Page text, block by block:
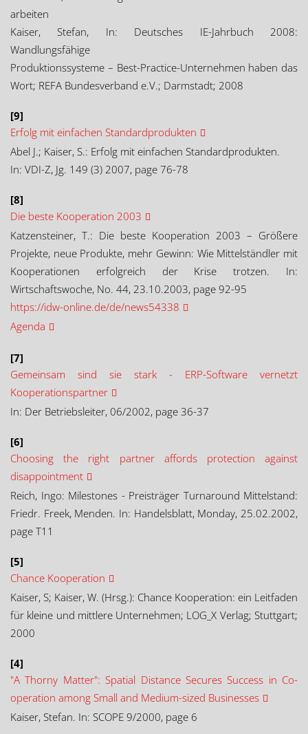
arbeiten
Kaiser, Stefan, In: Deutsches IE-Jahrbuch 2008:
Wandlungsfähige
Produktionssysteme – Best-Practice-Unternehmen haben das
Wort; REFA Bundesverband e.V.; Darmstadt; 2008
[9]
Erfolg mit einfachen Standardprodukten
Abel J.; Kaiser, S.: Erfolg mit einfachen Standardprodukten.
In: VDI-Z, Jg. 149 (3) 2007, page 76-78
[8]
Die beste Kooperation 2003
Katzensteiner, T.: Die beste Kooperation 2003 – Größere
Projekte, neue Produkte, mehr Gewinn: Wie Mittelständler mit
Kooperationen erfolgreich der Krise trotzen. In:
Wirtschaftswoche, No. 44, 23.10.2003, page 92-95
https://idw-online.de/de/news54338
Agenda
[7]
Gemeinsam sind sie stark - ERP-Software vernetzt
Kooperationspartner
In: Der Betriebsleiter, 06/2002, page 36-37
[6]
Choosing the right partner affords protection against
disappointment
Reich, Ingo: Milestones - Preisträger Turnaround Mittelstand:
Friedr. Freek, Menden. In: Handelsblatt, Monday, 25.02.2002,
page T11
[5]
Chance Kooperation
Kaiser, S; Kaiser, W. (Hrsg.): Chance Kooperation: ein Leitfaden
für kleine und mittlere Unternehmen; LOG_X Verlag; Stuttgart;
2000
[4]
"A Thorny Matter": Spatial Distance Secures Success in Co-
operation among Small and Medium-sized Businesses
Kaiser, Stefan. In: SCOPE 9/2000, page 6